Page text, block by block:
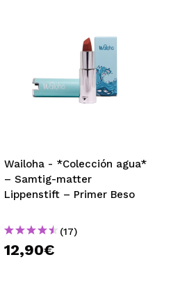
Wailoha - *Colección agua*
– Samtig-matter
Lippenstift – Primer Beso
(17)
12,90€